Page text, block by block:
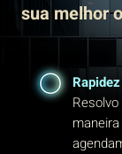
sua melhor